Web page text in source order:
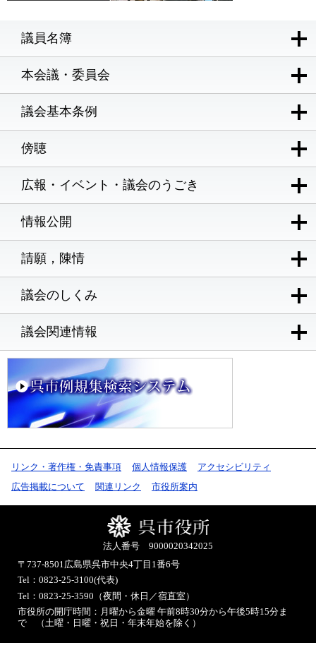
議員名簿
本会議・委員会
議会基本条例
傍聴
広報・イベント・議会のうごき
情報公開
請願，陳情
議会のしくみ
議会関連情報
リンク・著作権・免責事項 個人情報保護
アクセシビリティ
広告掲載について
関連リンク 市役所案内
法人番号 9000020342025
〒737-8501広島県呉市中央4丁目1番6号
Tel：0823-25-3100(代表)
Tel：0823-25-3590（夜間・休日／宿直室）
市役所の開庁時間：月曜から金曜 午前8時30分から午後5時15分ま
で （土曜・日曜・祝日・年末年始を除く）